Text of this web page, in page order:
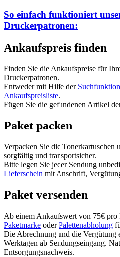
So einfach funktioniert
Druckerpatronen:
Ankaufspreis finden
Finden Sie die Ankaufspreise für
Druckerpatronen.
Entweder mit Hilfe der Suchfunktion
Ankaufspreisliste.
Fügen Sie die gefundenen Artikel
Paket packen
Verpacken Sie die Tonerkartuschen
sorgfältig und transportsicher.
Bitte legen Sie jeder Sendung
Lieferschein mit Anschrift,
Paket versenden
Ab einem Ankaufswert von 75€ pro
Paketmarke oderPalettenabholung
Die Abrechnung und die Vergütung
Werktagen ab Sendungseingang.
Entsorgungsnachweis.